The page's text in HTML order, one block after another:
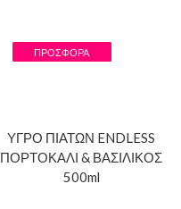
ΠΡΟΣΦΟΡΆ
ΥΓΡΟ ΠΙΑΤΩΝ ENDLESS
ΠΟΡΤΟΚΑΛΙ & ΒΑΣΙΛΙΚΟΣ
500ml